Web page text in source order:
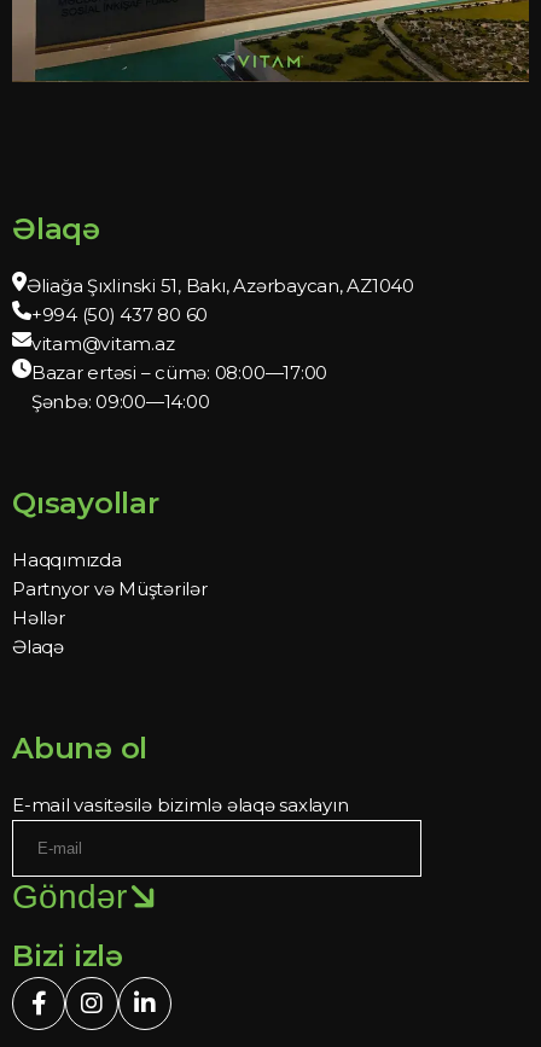
Əlaqə
Əliağa Şıxlinski 51, Bakı, Azərbaycan, AZ1040
+994 (50) 437 80 60
vitam@vitam.az
Bazar ertəsi – cümə: 08:00—17:00
Şənbə: 09:00—14:00
Qısayollar
Haqqımızda
Partnyor və Müştərilər
Həllər
Əlaqə
Abunə ol
E-mail vasitəsilə bizimlə əlaqə saxlayın
Göndər
Bizi izlə